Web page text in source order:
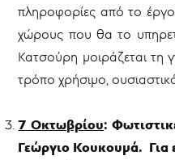
πληροφορίες από το
χώρους που θα το
Κατσούρη μοιράζεται τη
τρόπο χρήσιμο,
7 Οκτωβρίου:
Γεώργιο Κουκουμά. Για